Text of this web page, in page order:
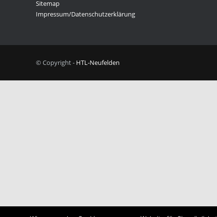
Sitemap
Impressum/Datenschutzerklärung
© Copyright - HTL-Neufelden